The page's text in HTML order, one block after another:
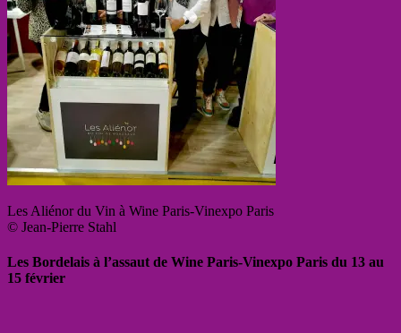
Les Aliénor du Vin à Wine Paris-Vinexpo Paris
© Jean-Pierre Stahl
Les Bordelais à l’assaut de Wine Paris-Vinexpo Paris du 13 au
15 février